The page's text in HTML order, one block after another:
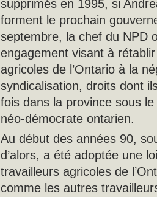
supprimés en 1995, si
forment le prochain
septembre, la chef du NPD
engagement visant à
agricoles de l’Ontario à la
syndicalisation, droits dont
fois dans la province sous
néo-démocrate ontarien.
Au début des années 90,
d’alors, a été adoptée une
travailleurs agricoles de
comme les autres